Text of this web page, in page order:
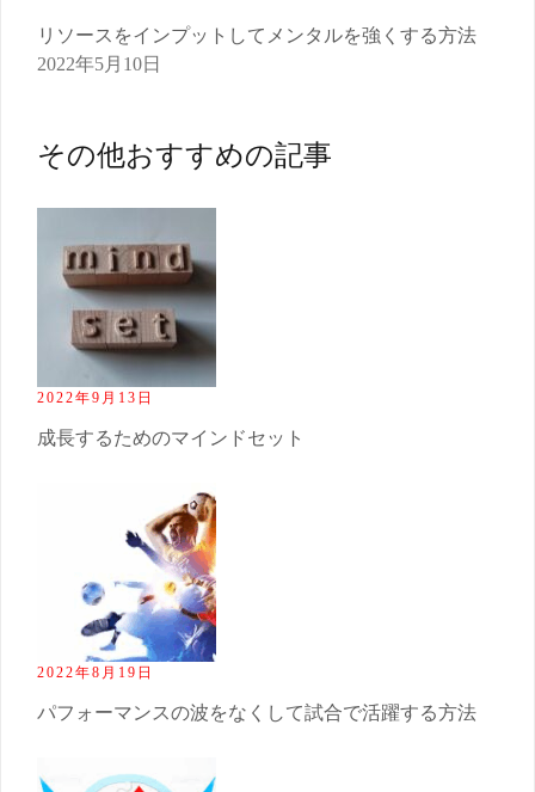
リソースをインプットしてメンタルを強くする方法
2022年5月10日
その他おすすめの記事
2022年9月13日
成長するためのマインドセット
2022年8月19日
パフォーマンスの波をなくして試合で活躍する方法